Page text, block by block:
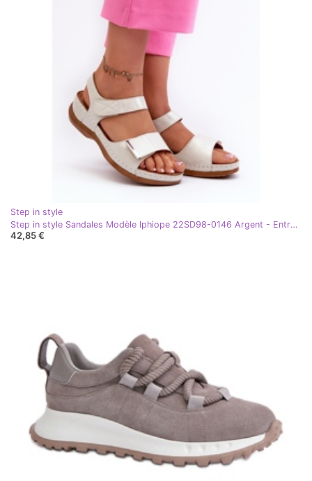
Step in style
Step in style Sandales Modèle Iphiope 22SD98-0146 Argent - Entrez avec style gris
42,85 €